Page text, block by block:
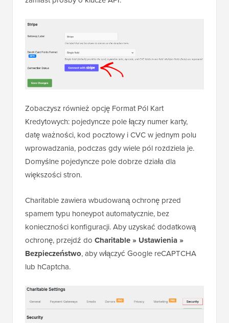
Zobaczysz również opcję Format Pól Kart
Kredytowych: pojedyncze pole łączy numer karty,
datę ważności, kod pocztowy i CVC w jednym polu
wprowadzania, podczas gdy wiele pól rozdziela je.
Domyślne pojedyncze pole dobrze działa dla
większości stron.
Charitable zawiera wbudowaną ochronę przed
spamem typu honeypot automatycznie, bez
konieczności konfiguracji. Aby uzyskać dodatkową
ochronę, przejdź do Charitable » Ustawienia »
Bezpieczeństwo, aby włączyć Google reCAPTCHA
lub hCaptcha.